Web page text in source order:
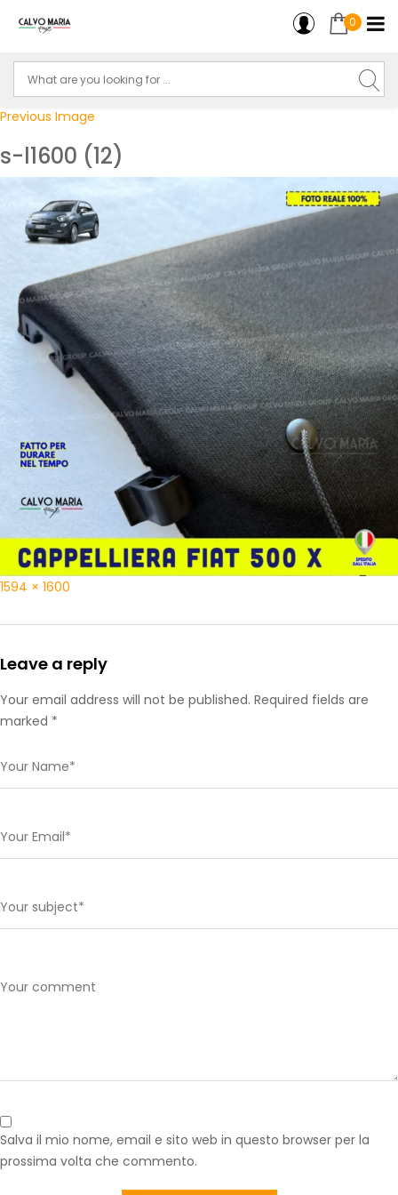
0
Previous Image
s-l1600 (12)
1594 × 1600
Leave a reply
Your email address will not be published. Required fields are
marked *
Salva il mio nome, email e sito web in questo browser per la
prossima volta che commento.